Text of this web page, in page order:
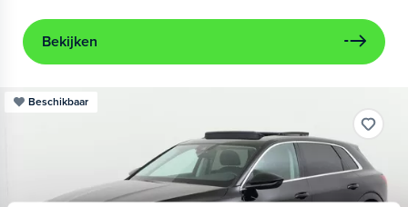
Bekijken
Beschikbaar